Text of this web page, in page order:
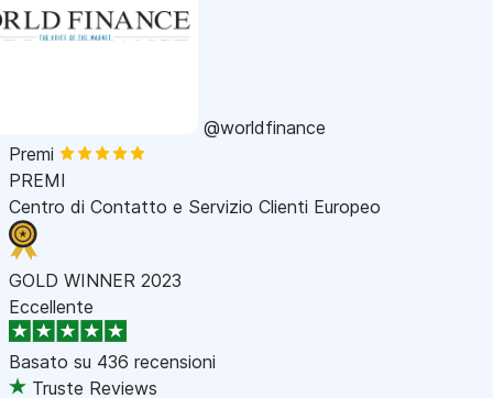
@worldfinance
Premi
PREMI
Centro di Contatto e Servizio Clienti Europeo
GOLD WINNER 2023
Eccellente
Basato su 436 recensioni
Truste Reviews